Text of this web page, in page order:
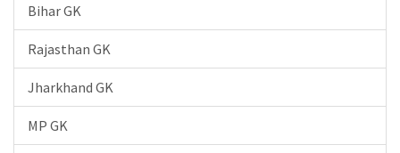
Bihar GK
Rajasthan GK
Jharkhand GK
MP GK